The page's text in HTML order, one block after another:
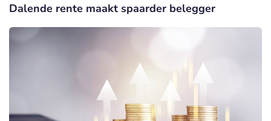
Dalende rente maakt spaarder belegger